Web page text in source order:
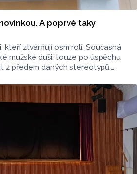
A poprvé taky
kteří ztvárňují osm rolí. Současná
mužské duši, touze po úspěchu
z předem daných stereotypů.